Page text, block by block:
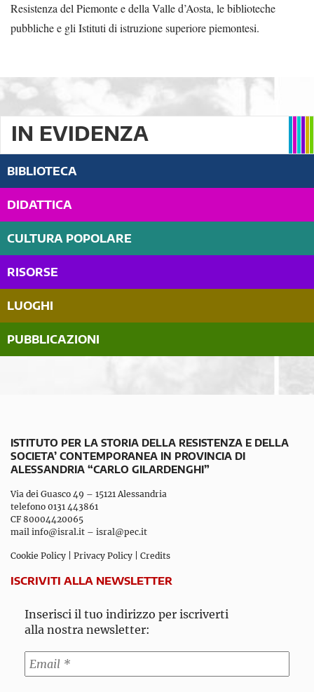
Resistenza del Piemonte e della Valle d’Aosta, le biblioteche
pubbliche e gli Istituti di istruzione superiore piemontesi.
IN EVIDENZA
BIBLIOTECA
DIDATTICA
CULTURA POPOLARE
RISORSE
LUOGHI
PUBBLICAZIONI
ISTITUTO PER LA STORIA DELLA RESISTENZA E DELLA
SOCIETA’ CONTEMPORANEA IN PROVINCIA DI
ALESSANDRIA “CARLO GILARDENGHI”
Via dei Guasco 49 – 15121 Alessandria
telefono 0131 443861
CF 80004420065
mail info@isral.it – isral@pec.it
Cookie Policy Privacy Policy Credits
ISCRIVITI ALLA NEWSLETTER
Inserisci il tuo indirizzo per iscriverti
alla nostra newsletter: